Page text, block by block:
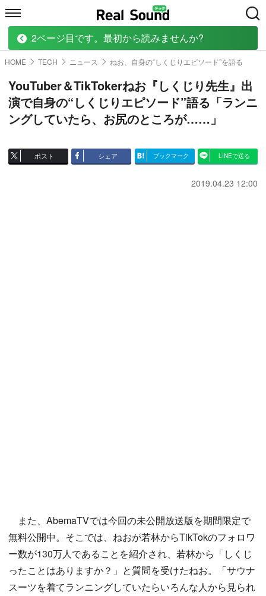
HOME MUSIC MOVIE TECH
HOME TECH ニュース ねお、自身の“しくじりエピソード”を語る
YouTuber＆TikTokerねお『しくじり先生』出
演で自身の“しくじりエピソード”語る「ランニ
ングしていたら、お尻のところが……」
ポスト シェア ブックマーク LINEで送る
2019.04.23 12:00
また、AbemaTVでは今回の未公開放送版を期間限定で
無料公開中。そこでは、ねおが若林からTikTokのフォロワ
ー数が130万人であることを紹介され、若林から「しくじ
ったことはありますか？」と質問を受けたねお。「サウナ
スーツを着てランニングしていたらいろんな人から見られ
2ページ目です。最初から読みませんか?